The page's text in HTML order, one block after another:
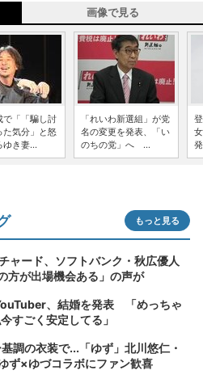
画像で見る
で「「騙し討
た気分」と怒
ゆき妻...
「れいわ新選組」が党
名の変更を発表、「い
のちの党」へ ...
もっと見る
ャード、ソフトバンク・秋広優人
方が出場機会ある」の声が
、結婚を発表 「めっちゃ
すごく安定してる」
調の衣装で...「ゆず」北川悠仁・
×ゆづコラボにファン歓喜